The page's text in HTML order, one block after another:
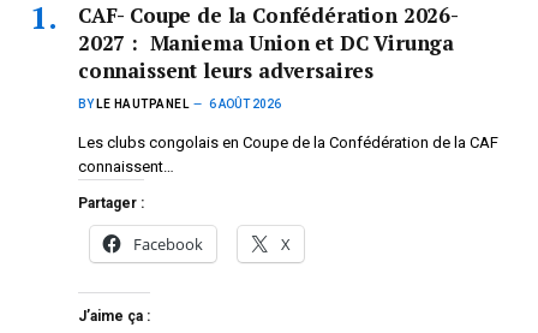
CAF- Coupe de la Confédération 2026-
2027 : Maniema Union et DC Virunga
connaissent leurs adversaires
BY LE HAUTPANEL 6 AOÛT 2026
Les clubs congolais en Coupe de la Confédération de la CAF
connaissent…
Partager :
Facebook X
J’aime ça :